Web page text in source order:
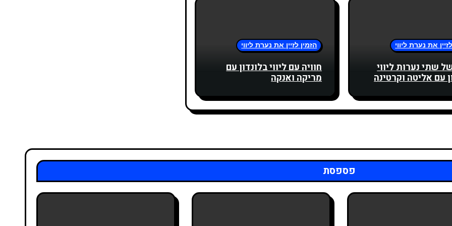
את נערת ליווי
שתי נערות ליווי
עם אליטה וקרטינה
הזמין לזיין את נערת ליווי
חוויה עם ליווי בלונדון עם
מריקה ואנקה
פספסת